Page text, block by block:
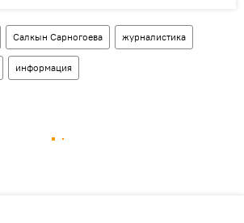
Салкын Сарногоева журналистика
информация